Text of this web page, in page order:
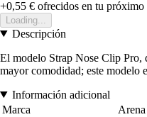
+0,55 € ofrecidos en tu próximo
Loading...
Descripción
El modelo Strap Nose Clip Pro,
mayor comodidad; este modelo
Información adicional
Marca
Arena